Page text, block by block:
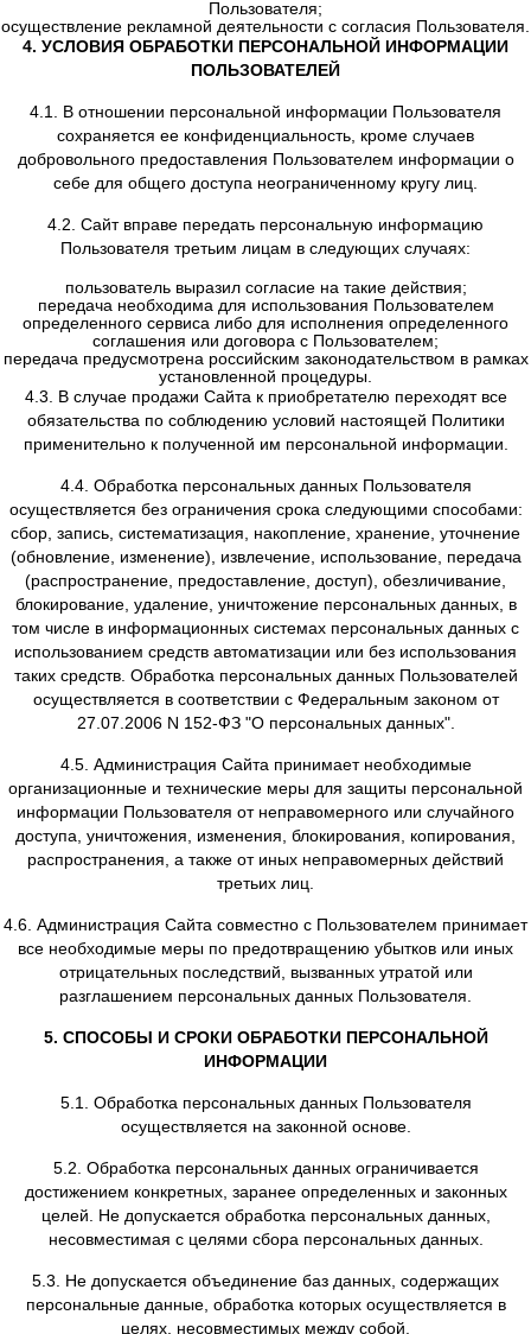
2.4. Дополнительные персональные данные,
Администрация вправе запросить в целях
дата рождения Пользователя;
должность Пользователя;
источник захода на сайт Компании;
иные дополнительные данные, требуемые в
предусмотренных действующим законодательством, и
будут являться необходимыми и достаточными
идентификации Пользователя и позволят
злоупотребления и нарушения прав третьих
3. ЦЕЛИ СБОРА ПЕРСОНАЛЬНОЙ
ПОЛЬЗОВАТЕЛЯ
3.1. Персональную информацию Пользователя Сайт
в следующих целях:
подтверждение достоверности и полноты
предоставленных Пользователем;
установление с Пользователем обратной связи,
направление уведомлений, запросов, касающихся
Сайта, обработку заявок от Пользователя, оказания
заключения и исполнения договоров;
улучшение качества работы Сайта, удобства его
для Пользователя, разработка новых услуг;
направление Пользователю Сайта рассылок с
Пользователя;
осуществление рекламной деятельности с согласия
4. УСЛОВИЯ ОБРАБОТКИ ПЕРСОНАЛЬНОЙ
4.1. В отношении персональной информации
сохраняется ее конфиденциальность, кроме
добровольного предоставления Пользователем
себе для общего доступа неограниченному кругу
4.2. Сайт вправе передать персональную
Пользователя третьим лицам в следующих
пользователь выразил согласие на такие
определенного сервиса либо для исполнения
соглашения или договора с Пользователем;
установленной процедуры.
4.3. В случае продажи Сайта к приобретателю
применительно к полученной им персональной
4.4. Обработка персональных данных
сбор, запись, систематизация, накопление, хранение,
(обновление, изменение), извлечение, использование,